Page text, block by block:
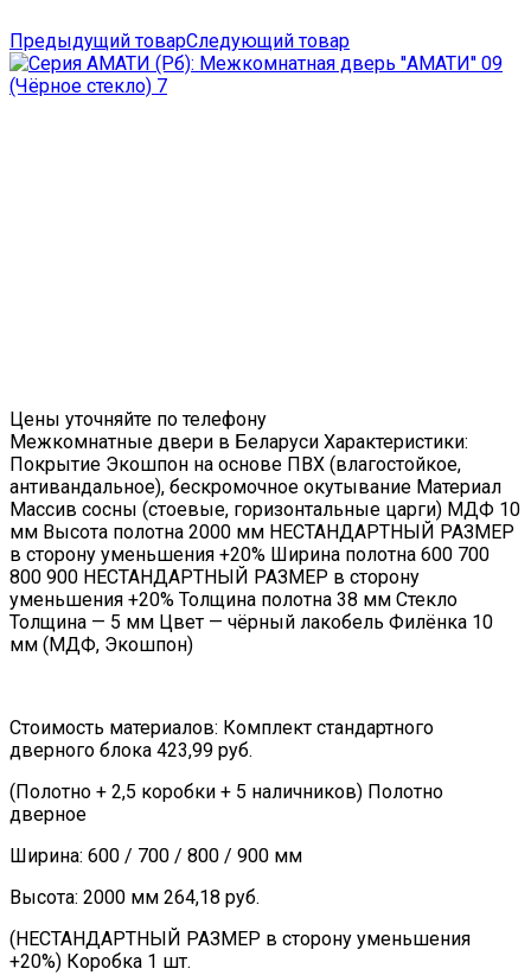
Предыдущий товарСледующий товар
Цены уточняйте по телефону
Межкомнатные двери в Беларуси Характеристики:
Покрытие Экошпон на основе ПВХ (влагостойкое,
антивандальное), бескромочное окутывание Материал
Массив сосны (стоевые, горизонтальные царги) МДФ 10
мм Высота полотна 2000 мм НЕСТАНДАРТНЫЙ РАЗМЕР
в сторону уменьшения +20% Ширина полотна 600 700
800 900 НЕСТАНДАРТНЫЙ РАЗМЕР в сторону
уменьшения +20% Толщина полотна 38 мм Стекло
Толщина — 5 мм Цвет — чёрный лакобель Филёнка 10
мм (МДФ, Экошпон)
Стоимость материалов: Комплект стандартного
дверного блока 423,99 руб.
(Полотно + 2,5 коробки + 5 наличников) Полотно
дверное
Ширина: 600 / 700 / 800 / 900 мм
Высота: 2000 мм 264,18 руб.
(НЕСТАНДАРТНЫЙ РАЗМЕР в сторону уменьшения
+20%) Коробка 1 шт.